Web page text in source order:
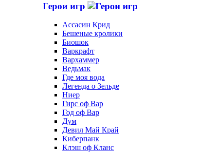
Герои игр
Ассасин Крид
Бешеные кролики
Биошок
Варкрафт
Вархаммер
Ведьмак
Где моя вода
Легенда о Зельде
Ниер
Гирс оф Вар
Год оф Вар
Дум
Девил Май Край
Киберпанк
Клэш оф Кланс